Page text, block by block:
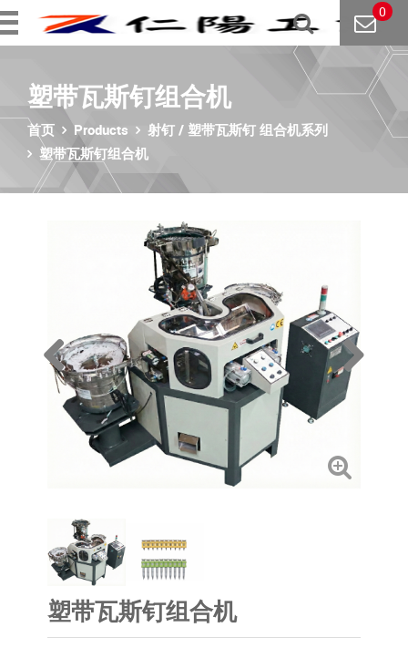
0
塑带瓦斯钉组合机
首页 Products
射钉 / 塑带瓦斯钉 组合机系列
塑带瓦斯钉组合机
塑带瓦斯钉组合机